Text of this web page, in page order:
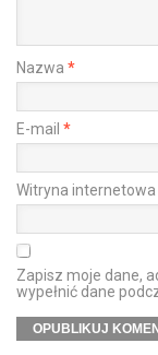
Nazwa *
E-mail *
Witryna internetowa
Zapisz moje dane,
wypełnić dane